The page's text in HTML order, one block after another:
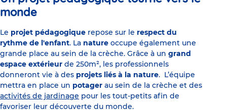
monde
Le projet pédagogique repose sur le respect du
rythme de l'enfant. La nature occupe également une
grande place au sein de la crèche. Grâce à un grand
espace extérieur de 250m², les professionnels
donneront vie à des projets liés à la nature. L’équipe
mettra en place un potager au sein de la crèche et des
activités de jardinage pour les tout-petits afin de
favoriser leur découverte du monde.